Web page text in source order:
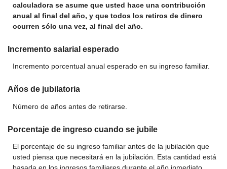
calculadora se asume que usted hace una contribución
anual al final del año, y que todos los retiros de dinero
ocurren sólo una vez, al final del año.
Incremento salarial esperado
Incremento porcentual anual esperado en su ingreso familiar.
Años de jubilatoria
Número de años antes de retirarse.
Porcentaje de ingreso cuando se jubile
El porcentaje de su ingreso familiar antes de la jubilación que
usted piensa que necesitará en la jubilación. Esta cantidad está